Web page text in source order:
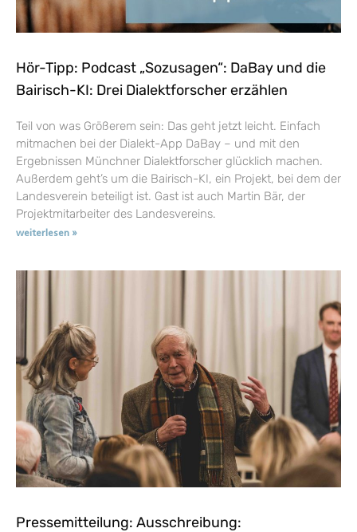
Hör-Tipp: Podcast „Sozusagen“: DaBay und die
Bairisch-KI: Drei Dialektforscher erzählen
Teil von was Größerem sein: Das geht jetzt leicht. Einfach
mitmachen bei der Dialekt-App DaBay – und mit den
Ergebnissen Münchner Dialektforscher glücklich machen.
Außerdem geht’s um die Bairisch-KI, ein Projekt, bei dem der
Landesverein beteiligt ist. Gast ist auch Martin Bär, der
Projektmitarbeiter des Landesvereins.
weiterlesen »
Pressemitteilung: Ausschreibung: